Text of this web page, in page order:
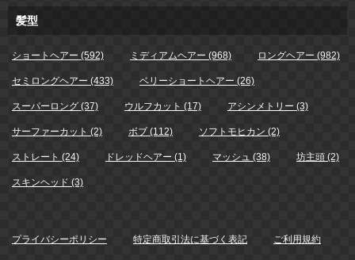
髪型
ショートヘアー (592) ミディアムヘアー (968) ロングヘアー (982)
セミロングヘアー (433) ベリーショートヘアー (26)
スーパーロング (37) ウルフカット (17) アシンメトリー (3)
サーファーカット (2) ボブ (112) ソフトモヒカン (2)
ストレート (24) ドレッドヘアー (1) マッシュ (38) 坊主頭 (2)
スキンヘッド (3)
プライバシーポリシー 特定商取引法に基づく表記 ご利用規約